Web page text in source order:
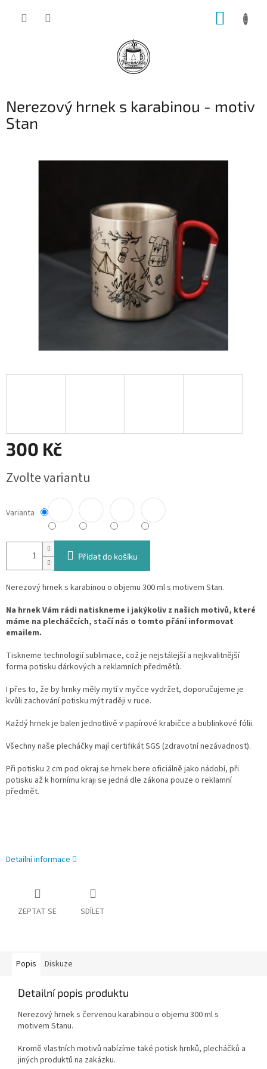
Nerezový hrnek s karabinou - motiv
Stan
300 Kč
cena:
Zvolte variantu
Varianta
Přidat do košíku
Nerezový hrnek s karabinou o objemu 300 ml s motivem Stan.
Na hrnek Vám rádi natiskneme i jakýkoliv z našich motivů, které
máme na plecháčcích, stačí nás o tomto přání informovat
emailem.
Tiskneme technologií sublimace, což je nejstálejší a nejkvalitnější
forma potisku dárkových a reklamních předmětů.
I přes to, že by hrnky měly mytí v myčce vydržet, doporučujeme je
kvůli zachování potisku mýt raději v ruce.
Každý hrnek je balen jednotlivě v papírové krabičce a bublinkové fólii.
Všechny naše plecháčky mají certifikát SGS (zdravotní nezávadnost).
Při potisku 2 cm pod okraj se hrnek bere oficiálně jako nádobí, při
potisku až k hornímu kraji se jedná dle zákona pouze o reklamní
předmět.
Detailní informace
ZEPTAT SE SDÍLET
Popis Diskuze
Detailní popis produktu
Nerezový hrnek s červenou karabinou o objemu 300 ml s
motivem Stanu.
Kromě vlastních motivů nabízíme také potisk hrnků, plecháčků a
jiných produktů na zakázku.